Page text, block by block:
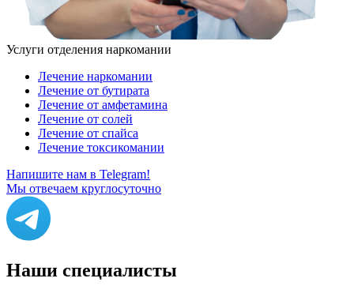
Услуги отделения наркомании
Лечение наркомании
Лечение от бутирата
Лечение от амфетамина
Лечение от солей
Лечение от спайса
Лечение токсикомании
Напишите нам в Telegram!
Мы отвечаем круглосуточно
Наши специалисты